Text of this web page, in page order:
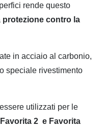
rende questo
protezione contro la
in acciaio al carbonio,
speciale rivestimento
utilizzati per le
2 e Favorita